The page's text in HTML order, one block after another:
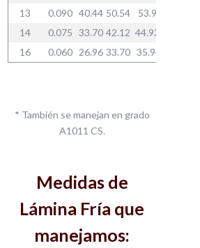
13
0.090 40.44 50.54 53.91
14
0.075 33.70 42.12 44.93*
16
0.060 26.96 33.70 35.94
* También se manejan en grado
A1011 CS.
Medidas de
Lámina Fría que
manejamos: